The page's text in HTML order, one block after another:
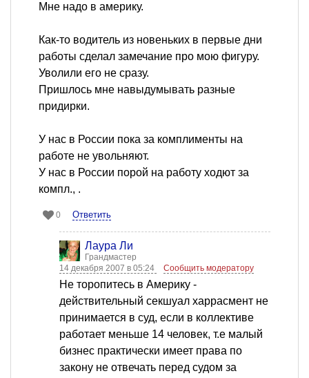
Мне надо в америку.
Как-то водитель из новеньких в первые дни
работы сделал замечание про мою фигуру.
Уволили его не сразу.
Пришлось мне навыдумывать разные
придирки.
У нас в России пока за комплименты на
работе не увольняют.
У нас в России порой на работу ходют за
компл., .
0 Ответить
Лаура Ли
Грандмастер
14 декабря 2007 в 05:24
Сообщить модератору
Не торопитесь в Америку -
действительный секшуал харрасмент не
принимается в суд, если в коллективе
работает меньше 14 человек, т.е малый
бизнес практически имеет права по
закону не отвечать перед судом за